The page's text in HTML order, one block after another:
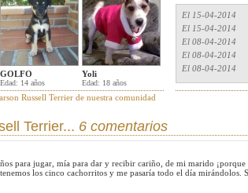
GOLFO
Edad: 14 años
Yoli
Edad: 18 años
El 15-04-2014
El 15-04-2014
El 08-04-2014
El 08-04-2014
El 08-04-2014
Russell Terrier de nuestra comunidad
Terrier... 6 comentarios
para jugar, mía para dar y recibir cariño, de mi marido
los cinco cachorritos y me pasaría todo el día mirándolos.